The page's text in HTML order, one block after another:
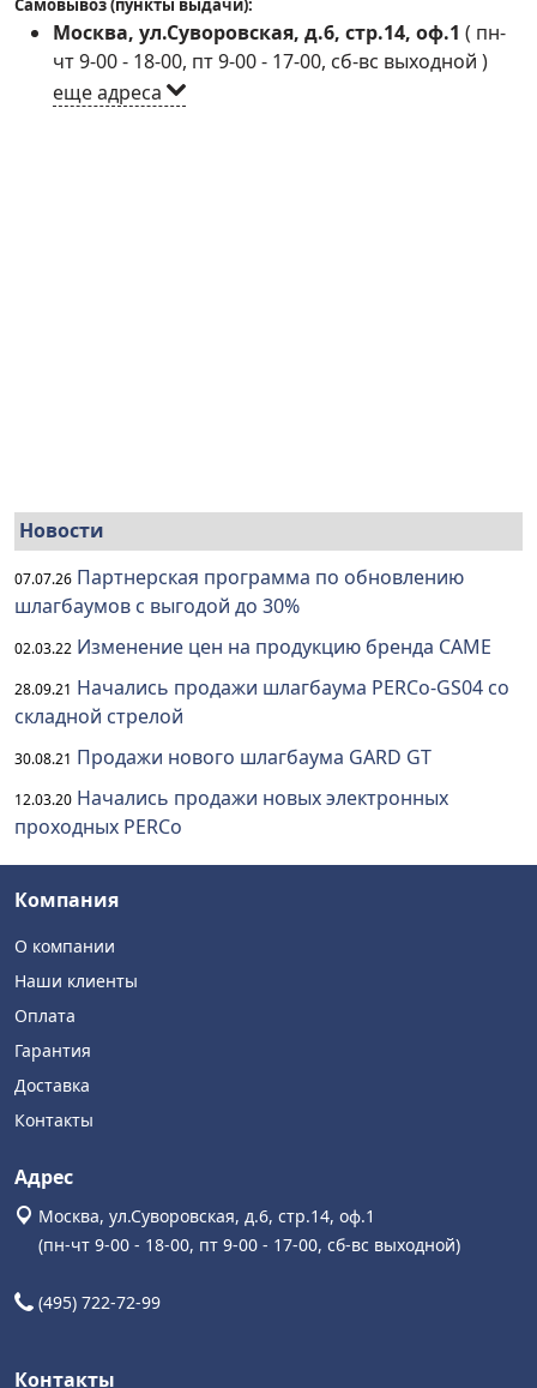
Самовывоз (пункты выдачи):
Москва, ул.Суворовская, д.6, стр.14, оф.1 ( пн-
чт 9-00 - 18-00, пт 9-00 - 17-00, сб-вс выходной )
еще адреса
Новости
07.07.26 Партнерская программа по обновлению
шлагбаумов с выгодой до 30%
02.03.22 Изменение цен на продукцию бренда CAME
28.09.21 Начались продажи шлагбаума PERCo-GS04 со
складной стрелой
30.08.21 Продажи нового шлагбаума GARD GT
12.03.20 Начались продажи новых электронных
проходных PERCo
Компания
О компании
Наши клиенты
Оплата
Гарантия
Доставка
Контакты
Адрес
Москва, ул.Суворовская, д.6, стр.14, оф.1
(пн-чт 9-00 - 18-00, пт 9-00 - 17-00, сб-вс выходной)
(495) 722-72-99
Контакты